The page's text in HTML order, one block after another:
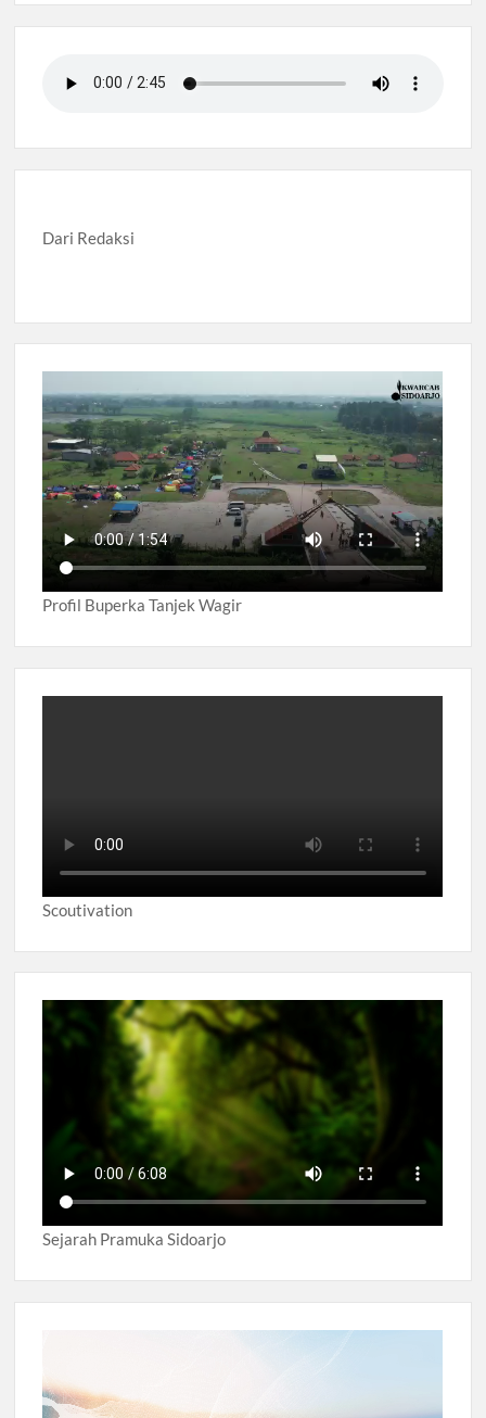
Dari Redaksi
Profil Buperka Tanjek Wagir
Scoutivation
Sejarah Pramuka Sidoarjo